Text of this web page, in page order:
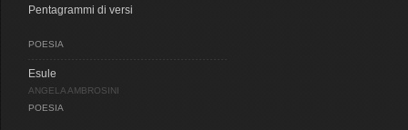
Pentagrammi di versi
POESIA
Esule
ANGELA AMBROSINI
POESIA